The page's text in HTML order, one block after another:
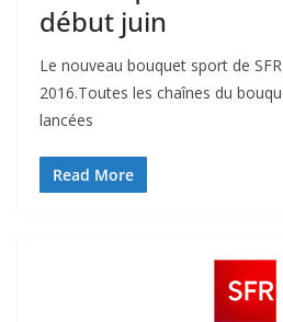
début juin
Le nouveau bouquet sport de
2016.Toutes les chaînes du
lancées
Read More